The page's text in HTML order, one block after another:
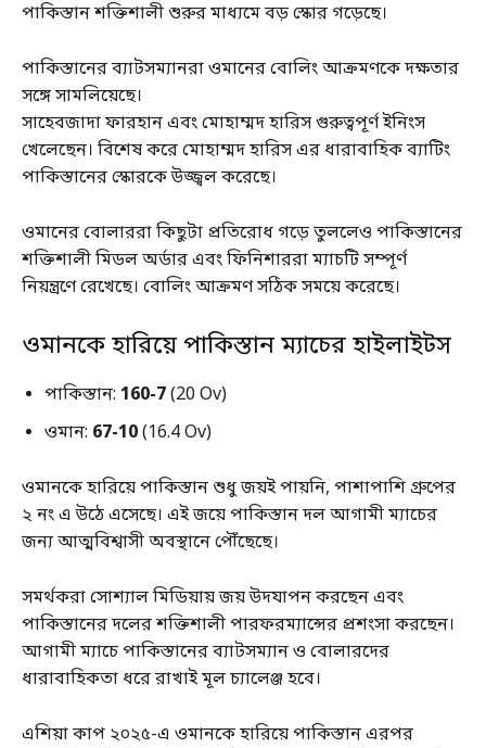
পাকিস্তান শক্তিশালী শুরুর মাধ্যমে বড় স্কোর গড়েছে।
পাকিস্তানের ব্যাটসম্যানরা ওমানের বোলিং আক্রমণকে দক্ষতার
সঙ্গে সামলিয়েছে।
সাহেবজাদা ফারহান এবং মোহাম্মদ হারিস গুরুত্বপূর্ণ ইনিংস
খেলেছেন। বিশেষ করে মোহাম্মদ হারিস এর ধারাবাহিক ব্যাটিং
পাকিস্তানের স্কোরকে উজ্জ্বল করেছে।
ওমানের বোলাররা কিছুটা প্রতিরোধ গড়ে তুললেও পাকিস্তানের
শক্তিশালী মিডল অর্ডার এবং ফিনিশাররা ম্যাচটি সম্পূর্ণ
নিয়ন্ত্রণে রেখেছে। বোলিং আক্রমণ সঠিক সময়ে করেছে।
ওমানকে হারিয়ে পাকিস্তান ম্যাচের হাইলাইটস
পাকিস্তান: 160-7(20 Ov)
ওমান: 67-10(16.4 Ov)
ওমানকে হারিয়ে পাকিস্তান শুধু জয়ই পায়নি, পাশাপাশি গ্রুপের
২ নং এ উঠে এসেছে। এই জয়ে পাকিস্তান দল আগামী ম্যাচের
জন্য আত্মবিশ্বাসী অবস্থানে পৌঁছেছে।
সমর্থকরা সোশ্যাল মিডিয়ায় জয় উদযাপন করছেন এবং
পাকিস্তানের দলের শক্তিশালী পারফরম্যান্সের প্রশংসা করছেন।
আগামী ম্যাচে পাকিস্তানের ব্যাটসম্যান ও বোলারদের
ধারাবাহিকতা ধরে রাখাই মূল চ্যালেঞ্জ হবে।
এশিয়া কাপ ২০২৫-এ ওমানকে হারিয়ে পাকিস্তান এরপর